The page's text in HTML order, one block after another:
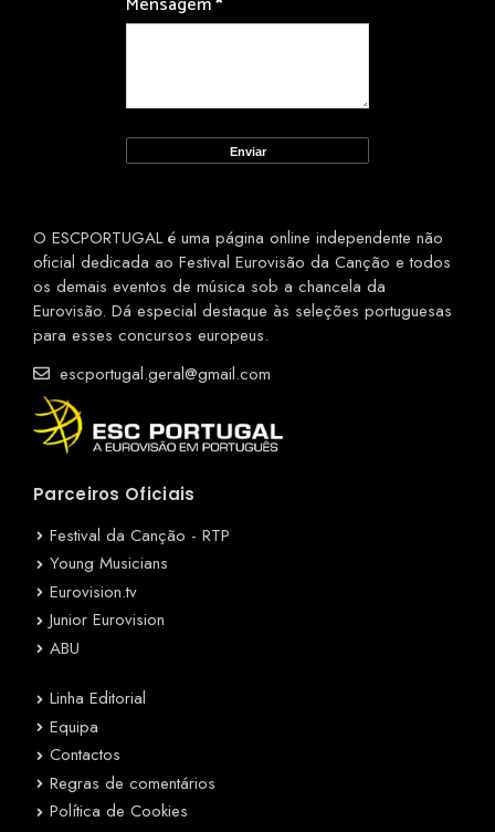
O ESCPORTUGAL é uma página online independente não
oficial dedicada ao Festival Eurovisão da Canção e todos
os demais eventos de música sob a chancela da
Eurovisão. Dá especial destaque às seleções portuguesas
para esses concursos europeus.
escportugal.geral@gmail.com
Parceiros Oficiais
Festival da Canção - RTP
Young Musicians
Eurovision.tv
Junior Eurovision
ABU
Linha Editorial
Equipa
Contactos
Regras de comentários
Política de Cookies